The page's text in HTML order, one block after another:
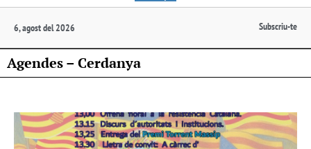
6, agost del 2026 Subscriu-te
Agendes – Cerdanya